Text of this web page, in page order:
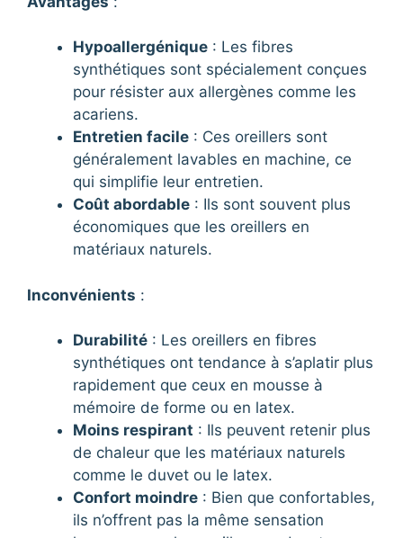
Hypoallergénique : Les fibres
synthétiques sont spécialement conçues
pour résister aux allergènes comme les
acariens.
Entretien facile : Ces oreillers sont
généralement lavables en machine, ce
qui simplifie leur entretien.
Coût abordable : Ils sont souvent plus
économiques que les oreillers en
matériaux naturels.
Inconvénients :
Durabilité : Les oreillers en fibres
synthétiques ont tendance à s’aplatir plus
rapidement que ceux en mousse à
mémoire de forme ou en latex.
Moins respirant : Ils peuvent retenir plus
de chaleur que les matériaux naturels
comme le duvet ou le latex.
Confort moindre : Bien que confortables,
ils n’offrent pas la même sensation